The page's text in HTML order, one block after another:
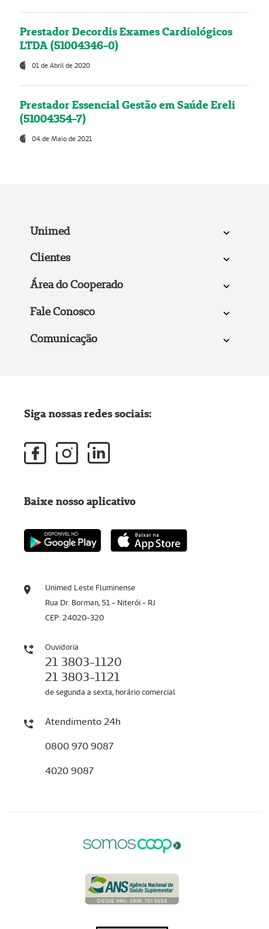
Prestador Decordis Exames Cardiológicos
LTDA (51004346-0)
01 de Abril de 2020
Prestador Essencial Gestão em Saúde Ereli
(51004354-7)
04 de Maio de 2021
Unimed
Clientes
Área do Cooperado
Fale Conosco
Comunicação
Unimed Leste Fluminense
Rua Dr. Borman, 51 - Niterói - RJ
CEP: 24020-320
Ouvidoria
21 3803-1120
21 3803-1121
de segunda a sexta, horário comercial
Atendimento 24h
0800 970 9087
4020 9087
Siga nossas redes sociais:
Baixe nosso aplicativo